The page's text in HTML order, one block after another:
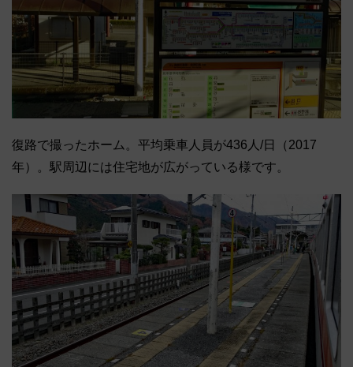
復路で撮ったホーム。平均乗車人員が436人/日（2017
年）。駅周辺には住宅地が広がっている様です。